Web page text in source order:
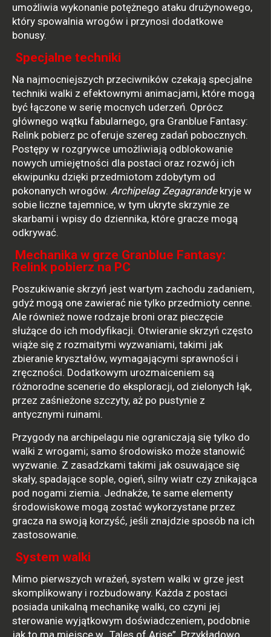
umożliwia wykonanie potężnego ataku drużynowego,
który spowalnia wrogów i przynosi dodatkowe
bonusy.
Specjalne techniki
Na najmocniejszych przeciwników czekają specjalne
techniki walki z efektownymi animacjami, które mogą
być łączone w serię mocnych uderzeń. Oprócz
głównego wątku fabularnego, gra Granblue Fantasy:
Relink pobierz pc oferuje szereg zadań pobocznych.
Postępy w rozgrywce umożliwiają odblokowanie
nowych umiejętności dla postaci oraz rozwój ich
ekwipunku dzięki przedmiotom zdobytym od
pokonanych wrogów. Archipelag Zegagrandekryje w
sobie liczne tajemnice, w tym ukryte skrzynie ze
skarbami i wpisy do dziennika, które gracze mogą
odkrywać.
Mechanika w grze Granblue Fantasy:
Relink pobierz na PC
Poszukiwanie skrzyń jest wartym zachodu zadaniem,
gdyż mogą one zawierać nie tylko przedmioty cenne.
Ale również nowe rodzaje broni oraz pieczęcie
służące do ich modyfikacji. Otwieranie skrzyń często
wiąże się z rozmaitymi wyzwaniami, takimi jak
zbieranie kryształów, wymagającymi sprawności i
zręczności. Dodatkowym urozmaiceniem są
różnorodne scenerie do eksploracji, od zielonych łąk,
przez zaśnieżone szczyty, aż po pustynie z
antycznymi ruinami.
Przygody na archipelagu nie ograniczają się tylko do
walki z wrogami; samo środowisko może stanowić
wyzwanie. Z zasadzkami takimi jak osuwające się
skały, spadające sople, ogień, silny wiatr czy znikająca
pod nogami ziemia. Jednakże, te same elementy
środowiskowe mogą zostać wykorzystane przez
gracza na swoją korzyść, jeśli znajdzie sposób na ich
zastosowanie.
System walki
Mimo pierwszych wrażeń, system walki w grze jest
skomplikowany i rozbudowany. Każda z postaci
posiada unikalną mechanikę walki, co czyni jej
sterowanie wyjątkowym doświadczeniem, podobnie
jak to ma miejsce w „Tales of Arise”. Przykładowo,